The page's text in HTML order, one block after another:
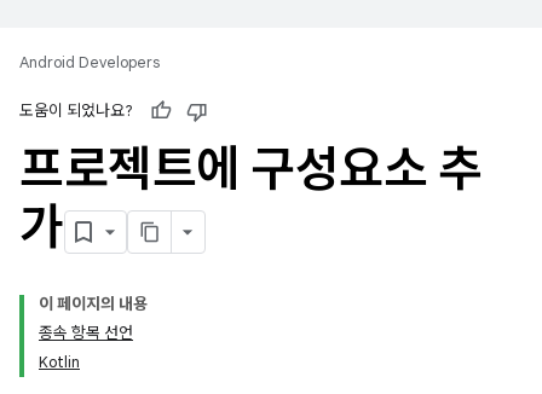
Android Developers
도움이 되었나요?
프로젝트에 구성요소 추
가
이 페이지의 내용
종속 항목 선언
Kotlin